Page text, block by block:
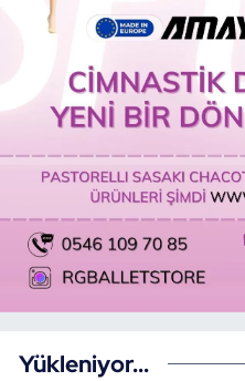
Yükleniyor...